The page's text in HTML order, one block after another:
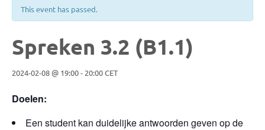
This event has passed.
Spreken 3.2 (B1.1)
2024-02-08 @ 19:00- 20:00CET
Doelen:
Een student kan duidelijke antwoorden geven op de